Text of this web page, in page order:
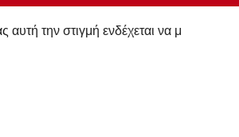
να μην υπάρχουν στα